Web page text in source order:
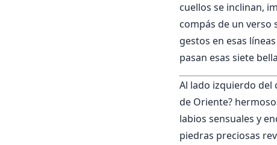
cuellos se inclinan,
compás de un verso
gestos en esas
pasan esas siete
Al lado izquierdo del
de Oriente?
labios sensuales y
piedras preciosas